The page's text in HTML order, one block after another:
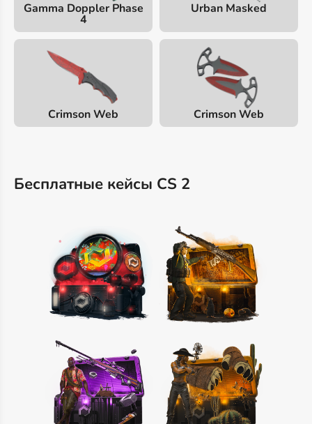
Gamma Doppler Phase
4
Urban Masked
Crimson Web Crimson Web
Бесплатные кейсы CS 2